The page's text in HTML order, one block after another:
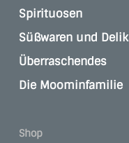
Spirituosen
Süßwaren und
Überraschendes
Die Moominfamilie
Shop